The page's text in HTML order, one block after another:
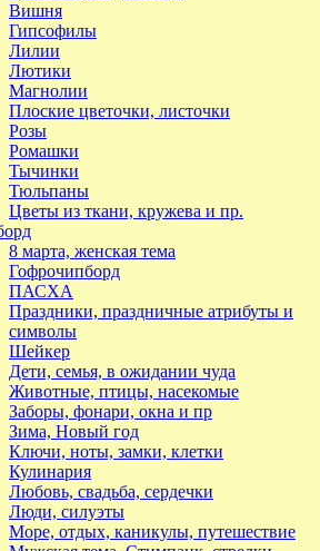
Вишня
Гипсофилы
Лилии
Лютики
Магнолии
Плоские цветочки, листочки
Розы
Ромашки
Тычинки
Тюльпаны
Цветы из ткани, кружева и пр.
8 марта, женская тема
Гофрочипборд
ПАСХА
Праздники, праздничные атрибуты и
символы
Шейкер
Дети, семья, в ожидании чуда
Животные, птицы, насекомые
Заборы, фонари, окна и пр
Зима, Новый год
Ключи, ноты, замки, клетки
Кулинария
Любовь, свадьба, сердечки
Люди, силуэты
Море, отдых, каникулы, путешествие